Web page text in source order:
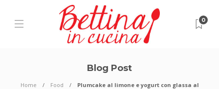
0
Blog Post
Home Food
Plumcake al limone e yogurt con glassa al